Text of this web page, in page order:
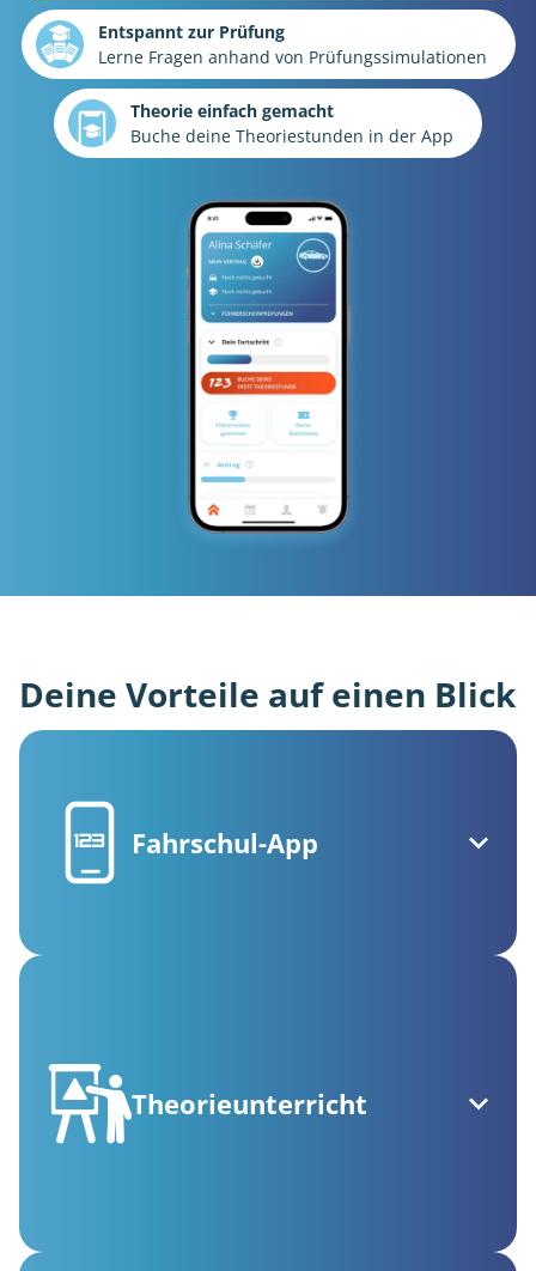
Entspannt zur Prüfung
Lerne Fragen anhand von Prüfungssimulationen
Theorie einfach gemacht
Buche deine Theoriestunden in der App
Deine Vorteile auf einen Blick
Fahrschul-App
Theorieunterricht